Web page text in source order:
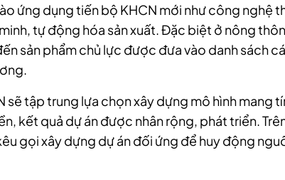
ứng dụng tiến bộ KHCN mới như công nghệ
tự động hóa sản xuất. Đặc biệt ở nông
sản phẩm chủ lực được đưa vào danh sách
sẽ tập trung lựa chọn xây dựng mô hình mang
kết quả dự án được nhân rộng, phát triển.
gọi xây dựng dự án đối ứng để huy động